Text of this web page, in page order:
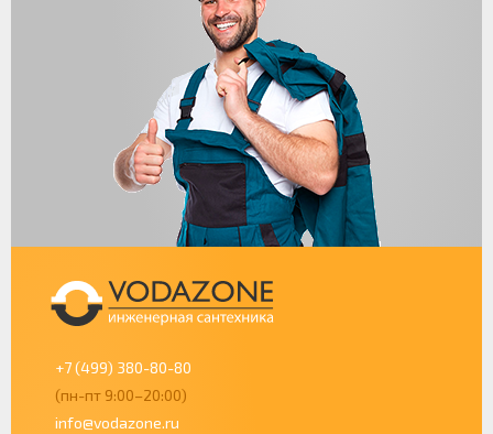
+7 (499) 380-80-80
(пн-пт 9:00–20:00)
info@vodazone.ru